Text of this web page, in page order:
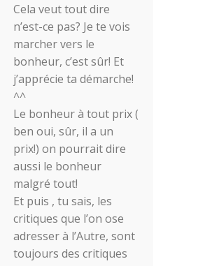
Cela veut tout dire
n’est-ce pas? Je te vois
marcher vers le
bonheur, c’est sûr! Et
j’apprécie ta démarche!
^^
Le bonheur à tout prix (
ben oui, sûr, il a un
prix!) on pourrait dire
aussi le bonheur
malgré tout!
Et puis , tu sais, les
critiques que l’on ose
adresser à l’Autre, sont
toujours des critiques